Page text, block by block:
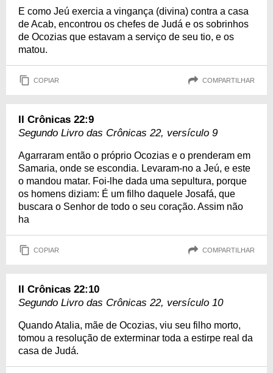
E como Jeú exercia a vingança (divina) contra a casa
de Acab, encontrou os chefes de Judá e os sobrinhos
de Ocozias que estavam a serviço de seu tio, e os
matou.
COPIAR COMPARTILHAR
II Crônicas 22:9
Segundo Livro das Crônicas 22, versículo 9
Agarraram então o próprio Ocozias e o prenderam em
Samaria, onde se escondia. Levaram-no a Jeú, e este
o mandou matar. Foi-lhe dada uma sepultura, porque
os homens diziam: É um filho daquele Josafá, que
buscara o Senhor de todo o seu coração. Assim não
ha
COPIAR COMPARTILHAR
II Crônicas 22:10
Segundo Livro das Crônicas 22, versículo 10
Quando Atalia, mãe de Ocozias, viu seu filho morto,
tomou a resolução de exterminar toda a estirpe real da
casa de Judá.